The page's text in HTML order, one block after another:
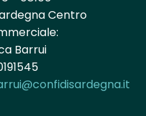
Centro
Barrui